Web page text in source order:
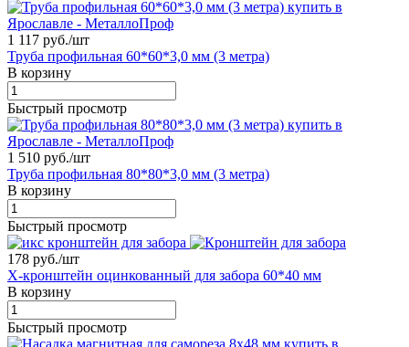
1 117 руб./шт
Труба профильная 60*60*3,0 мм (3 метра)
В корзину
Быстрый просмотр
1 510 руб./шт
Труба профильная 80*80*3,0 мм (3 метра)
В корзину
Быстрый просмотр
178 руб./шт
X-кронштейн оцинкованный для забора 60*40 мм
В корзину
Быстрый просмотр